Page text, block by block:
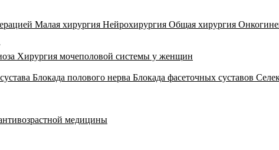
Малая хирургия Нейрохирургия Общая хирургия
Хирургия мочеполовой системы у женщин
Блокада полового нерва Блокада фасеточных суставов
медицины